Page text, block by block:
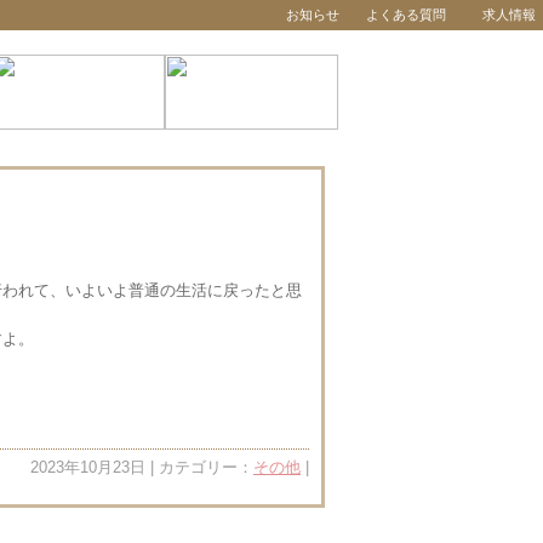
お知らせ よくある質問 求人情報
れて、いよいよ普通の生活に戻ったと思
。
2023年10月23日 | カテゴリー： その他